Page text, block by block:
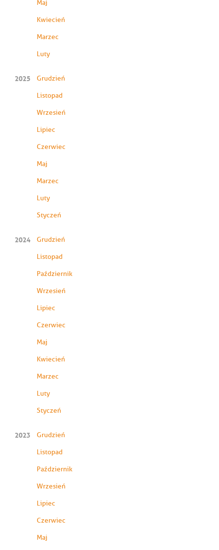
Maj
Kwiecień
Marzec
Luty
2025 Grudzień
Listopad
Wrzesień
Lipiec
Czerwiec
Maj
Marzec
Luty
Styczeń
2024 Grudzień
Listopad
Październik
Wrzesień
Lipiec
Czerwiec
Maj
Kwiecień
Marzec
Luty
Styczeń
2023 Grudzień
Listopad
Październik
Wrzesień
Lipiec
Czerwiec
Maj